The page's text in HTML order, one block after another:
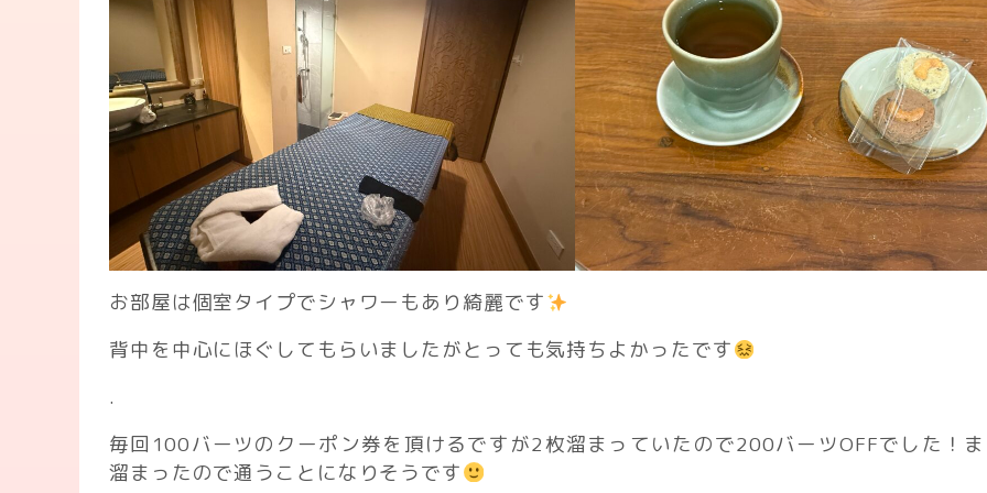
お部屋は個室タイプでシャワーもあり綺麗です
背中を中心にほぐしてもらいましたがとっても気持ちよかったです
.
毎回100バーツのクーポン券を頂けるですが2枚溜まっていたので200バーツOFFでした！
溜まったので通うことになりそうです